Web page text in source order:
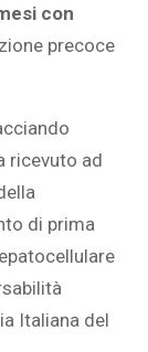
con
precoce
ricevuto ad
di prima
Italiana del